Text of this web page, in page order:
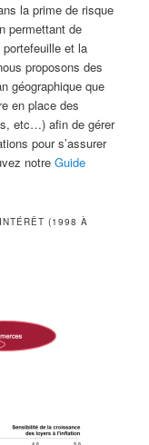
la prime de risque
permettant de
et la
proposons des
géographique que
en place des
etc…) afin de gérer
pour s’assurer
notreGuide
(1998 À